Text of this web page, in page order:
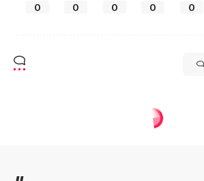
0 0 0 0 0